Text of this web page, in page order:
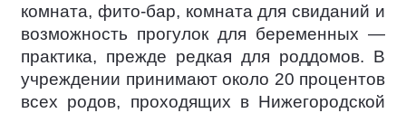
комната, фито-бар, комната для свиданий и
возможность прогулок для беременных —
практика, прежде редкая для роддомов. В
учреждении принимают около 20 процентов
всех родов, проходящих в Нижегородской